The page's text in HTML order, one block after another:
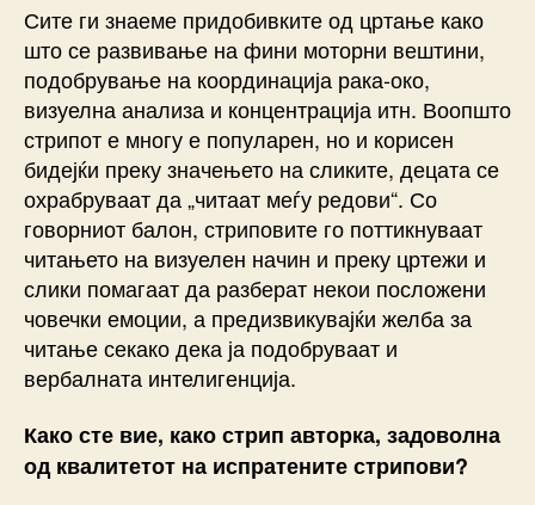
Сите ги знаеме придобивките од цртање како
што се развивање на фини моторни вештини,
подобрување на координација рака-око,
визуелна анализа и концентрација итн. Воопшто
стрипот е многу е популарен, но и корисен
бидејќи преку значењето на сликите, децата се
охрабруваат да „читаат меѓу редови“. Со
говорниот балон, стриповите го поттикнуваат
читањето на визуелен начин и преку цртежи и
слики помагаат да разберат некои посложени
човечки емоции, а предизвикувајќи желба за
читање секако дека ја подобруваат и
вербалната интелигенција.
Како сте вие, како стрип авторка, задоволна
од квалитетот на испратените стрипови?